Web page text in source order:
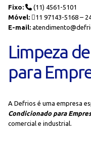
Fixo:
(11) 4561-5101
Móvel:
11 97143-5168 –
E-mail:
Limpeza
para
A Defrios é uma empresa
Condicionado para
comercial e industrial.